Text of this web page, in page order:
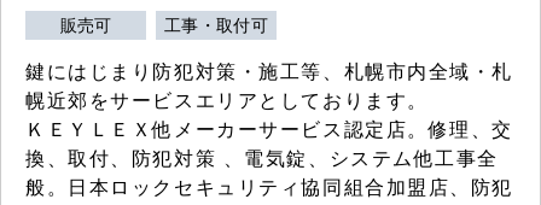
販売可 工事・取付可
鍵にはじまり防犯対策・施工等、札幌市内全域・札
幌近郊をサービスエリアとしております。
ＫＥＹＬＥＸ他メーカーサービス認定店。修理、交
換、取付、防犯対策 、電気錠、システム他工事全
般。日本ロックセキュリティ協同組合加盟店、防犯